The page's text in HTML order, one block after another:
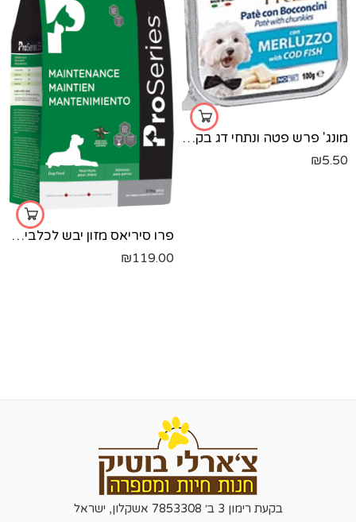
מונג' פרש פטה ונתחי דג בקלה-100 גר'
₪5.50
פרו סיריאס מזון יבש לכלבים בוגרים- עוף ודגים - 2.72 ק"ג
₪119.00
בקעת רימון 3 ב׳ 7853308 אשקלון, ישראל